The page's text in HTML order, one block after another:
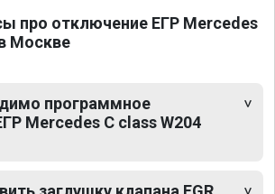
про отключение ЕГР Mercedes
Москве
программное
Mercedes C class W204